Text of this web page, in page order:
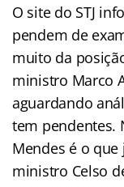
O site do STJ
pendem de
muito da
ministro Marco
aguardando
tem pendentes.
Mendes é o
ministro Celso